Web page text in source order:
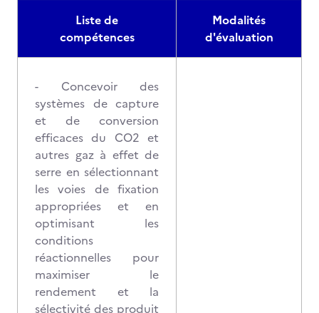
Liste de
compétences
Modalités
d'évaluation
- Concevoir des
systèmes de capture
et de conversion
efficaces du CO2 et
autres gaz à effet de
serre en sélectionnant
les voies de fixation
appropriées et en
optimisant les
conditions
réactionnelles pour
maximiser le
rendement et la
sélectivité des produit